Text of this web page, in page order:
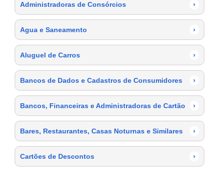
Administradoras de Consórcios ›
Agua e Saneamento ›
Aluguel de Carros ›
Bancos de Dados e Cadastros de Consumidores ›
Bancos, Financeiras e Administradoras de Cartão ›
Bares, Restaurantes, Casas Noturnas e Similares ›
Cartões de Descontos ›